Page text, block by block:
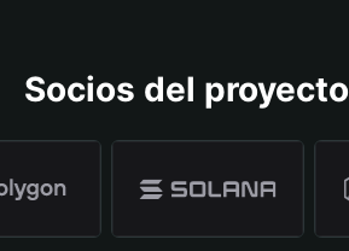
Socios del proyecto